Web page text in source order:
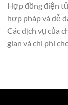
Hợp đồng điện
hợp pháp và dễ
Các dịch vụ của
gian và chi phí